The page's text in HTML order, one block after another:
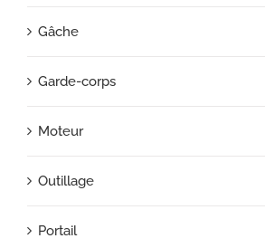
Gâche
Garde-corps
Moteur
Outillage
Portail